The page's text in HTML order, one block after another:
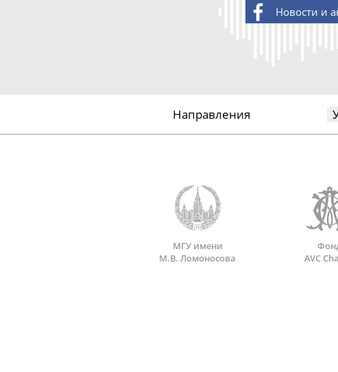
Новости и
Направления
МГУ имени
М.В. Ломоносова
AVC